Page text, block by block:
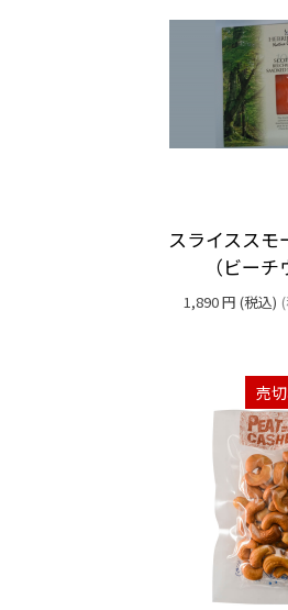
スライススモ
（ビーチ
1,890円 (税込)
売